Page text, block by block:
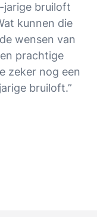
jarige bruiloft
kunnen die
wensen van
prachtige
zeker nog een
bruiloft.”